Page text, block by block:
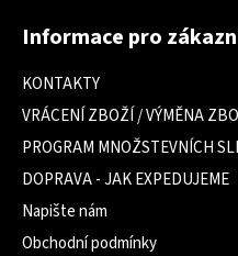
Informace pro
KONTAKTY
VRÁCENÍ ZBOŽÍ / VÝMĚNA
PROGRAM MNOŽSTEVNÍCH
DOPRAVA - JAK EXPEDUJEME
Napište nám
Obchodní podmínky